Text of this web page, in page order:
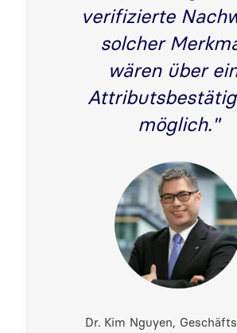
verifizierte
solcher
wären über
möglich."
Dr. Kim Nguyen,